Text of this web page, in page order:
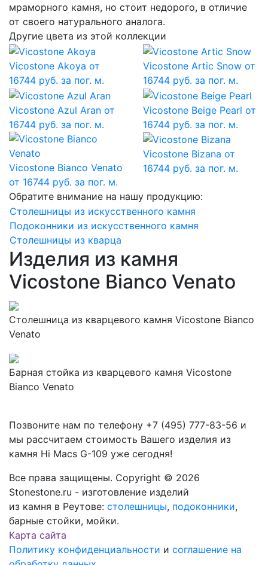
мраморного камня, но стоит недорого, в отличие
от своего натурального аналога.
Другие цвета из этой коллекции
Vicostone Akoya от
16744 руб. за пог. м.
Vicostone Artic Snow от
16744 руб. за пог. м.
Vicostone Azul Aran от
16744 руб. за пог. м.
Vicostone Beige Pearl от
16744 руб. за пог. м.
Vicostone Bianco Venato
от 16744 руб. за пог. м.
Vicostone Bizana от
16744 руб. за пог. м.
Обратите внимание на нашу продукцию:
Столешницы из искусственного камня
Подоконники из искусственного камня
Столешницы из кварца
Изделия из камня
Vicostone Bianco Venato
Столешница из кварцевого камня Vicostone Bianco
Venato
Барная стойка из кварцевого камня Vicostone
Bianco Venato
Позвоните нам по телефону +7 (495) 777-83-56 и
мы рассчитаем стоимость Вашего изделия из
камня Hi Macs G-109 уже сегодня!
Все права защищены. Copyright © 2026
Stonestone.ru - изготовление изделий
из камня в Реутове: столешницы, подоконники,
барные стойки, мойки.
Карта сайта
Политику конфиденциальности и соглашение на